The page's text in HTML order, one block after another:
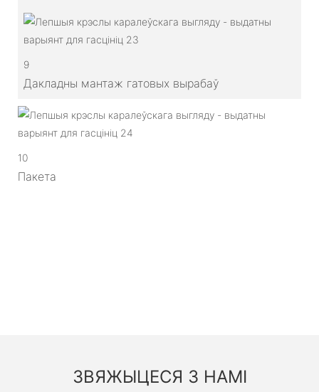
9
Дакладны мантаж гатовых вырабаў
10
Пакета
ЗВЯЖЫЦЕСЯ З НАМІ